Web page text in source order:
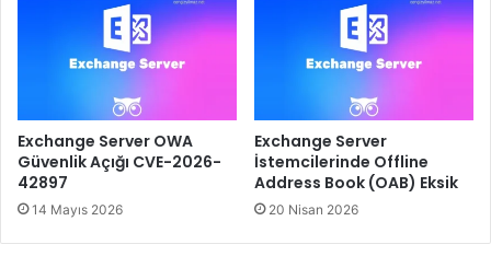
Exchange Server OWA
Güvenlik Açığı CVE-2026-
42897
14 Mayıs 2026
Exchange Server
İstemcilerinde Offline
Address Book (OAB) Eksik
20 Nisan 2026